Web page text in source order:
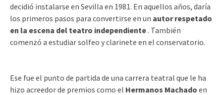
decidió instalarse en Sevilla en 1981. En aquellos años, daría
los primeros pasos para convertirse en un autor respetado
en la escena del teatro independiente. También
comenzó a estudiar solfeo y clarinete en el conservatorio.
Ese fue el punto de partida de una carrera teatral que le ha
hizo acreedor de premios como el Hermanos Machado en